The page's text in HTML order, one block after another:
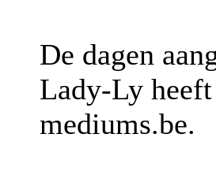
De dagen
Lady-Ly
mediums.be.